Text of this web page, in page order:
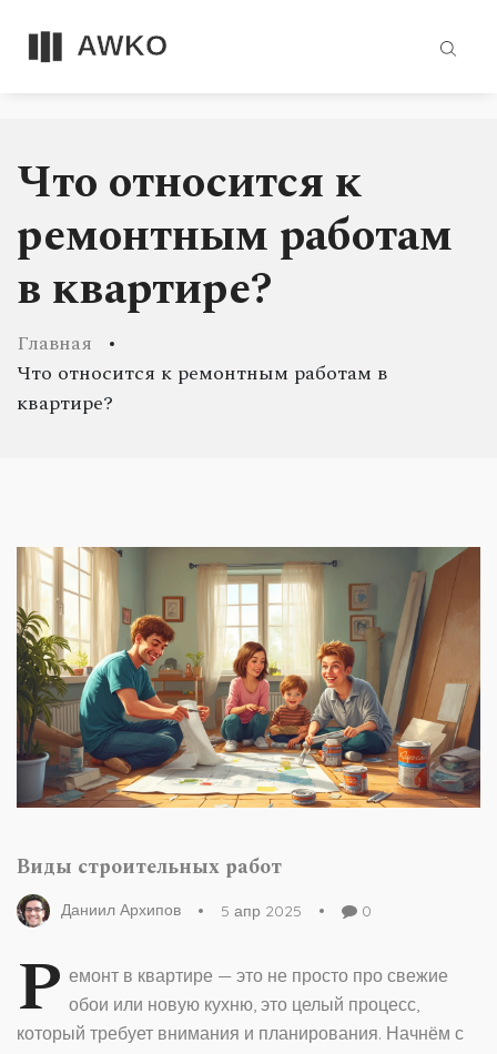
Что относится к
ремонтным работам
в квартире?
Главная
Что относится к ремонтным работам в
квартире?
Виды строительных работ
Даниил Архипов 5 апр 2025 0
Р емонт в квартире — это не просто про свежие
обои или новую кухню, это целый процесс,
который требует внимания и планирования. Начнём с